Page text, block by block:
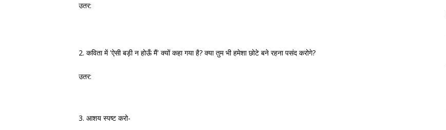
उतर:
2. कविता में 'ऐसी बड़ी न होऊँ मैं' क्यों कहा गया है? क्या तुम भी हमेशा छोटे बने रहना पसंद करोगे?
उतर:
3. आशय स्पष्ट करो-